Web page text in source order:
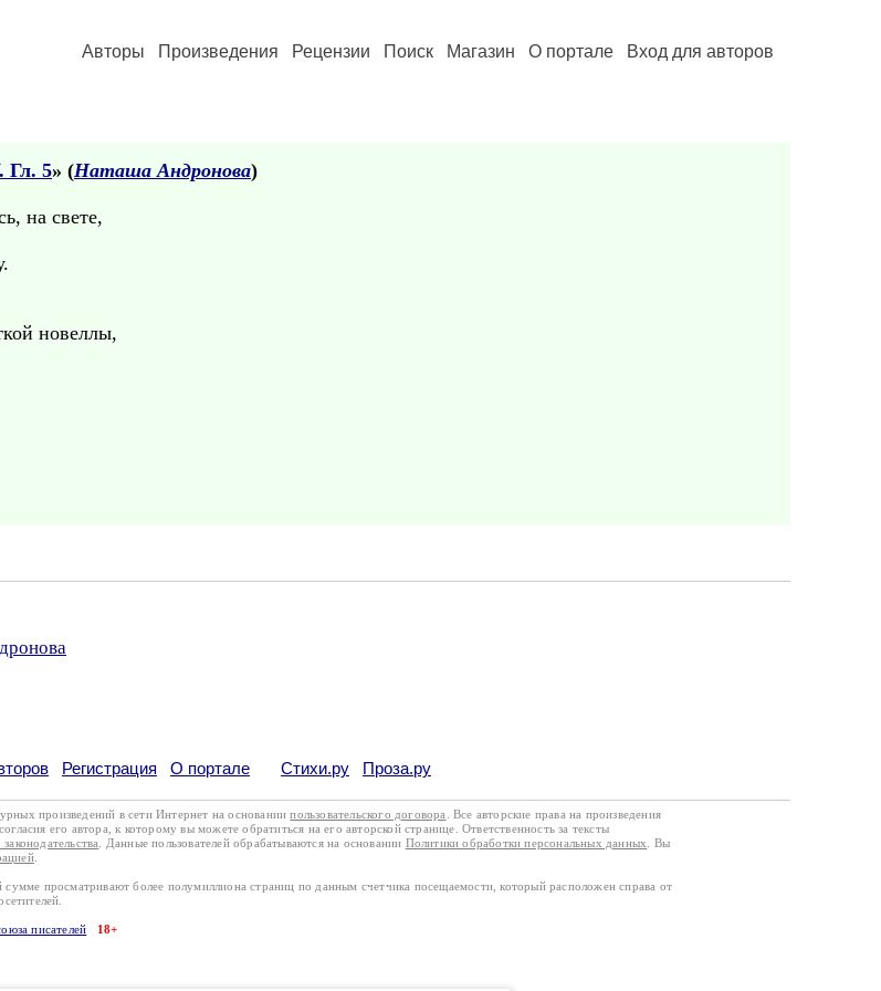
Авторы Произведения Рецензии Поиск Магазин О портале Вход для авторов
Гл. 5» (Наташа Андронова)
на свете,
новеллы,
Регистрация О портале Стихи.ру Проза.ру
произведений в сети Интернет на основаниипользовательского договора
. Все авторские права на произведения
его автора, к которому вы можете обратиться на его авторской странице. Ответственность за тексты
. Данные пользователей обрабатываются на основании Политики обработки персональных данных
. Вы
.
просматривают более полумиллиона страниц по данным счетчика посещаемости, который расположен справа от
писателей 18+